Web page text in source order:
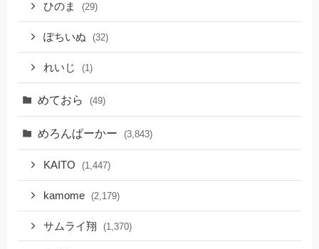
ひのま (29)
ぽちいぬ (32)
れいじ (1)
めておら (49)
めろんぱーかー (3,843)
KAITO (1,447)
kamome (2,179)
サムライ翔 (1,370)